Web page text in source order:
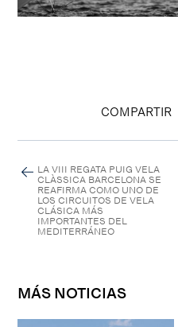
COMPARTIR
LA VIII REGATA PUIG VELA
CLÀSSICA BARCELONA SE
REAFIRMA COMO UNO DE
LOS CIRCUITOS DE VELA
CLÁSICA MÁS
IMPORTANTES DEL
MEDITERRÁNEO
MÁS NOTICIAS